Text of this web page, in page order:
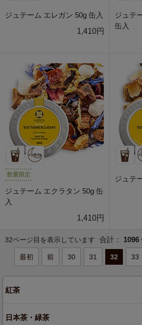
ジュテーム エレガン 50g 缶入
1,410円
ジュテ
缶入
数量限定
ジュテーム エクラタン 50g 缶
入
1,410円
ジュテ
32ページ目を表示しています 合計： 1096
最初 前 30 31 32 33
紅茶
日本茶・緑茶